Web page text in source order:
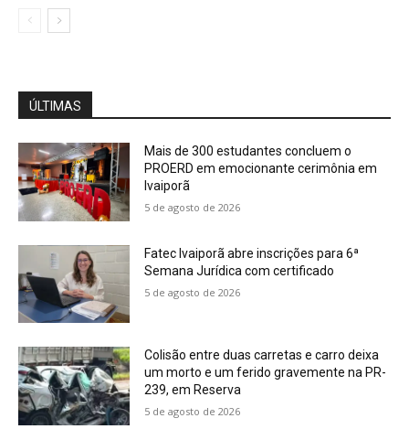
ÚLTIMAS
Mais de 300 estudantes concluem o
PROERD em emocionante cerimônia em
Ivaiporã
5 de agosto de 2026
Fatec Ivaiporã abre inscrições para 6ª
Semana Jurídica com certificado
5 de agosto de 2026
Colisão entre duas carretas e carro deixa
um morto e um ferido gravemente na PR-
239, em Reserva
5 de agosto de 2026